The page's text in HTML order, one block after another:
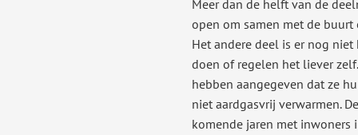
Meer dan de helft van de
open om samen met de
Het andere deel is er nog
doen of regelen het liever
hebben aangegeven dat ze
niet aardgasvrij verwarmen.
komende jaren met inwoners